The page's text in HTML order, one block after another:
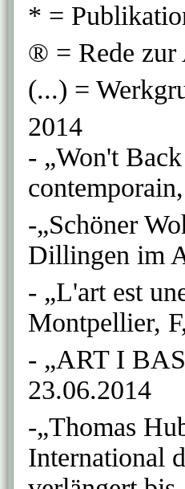
* =
® = Rede zur
(...) =
2014
- „Won't
-„Schöner
Dillingen im
- „L'art est
Montpellier,
- „ART I
23.06.2014
-„Thomas
International